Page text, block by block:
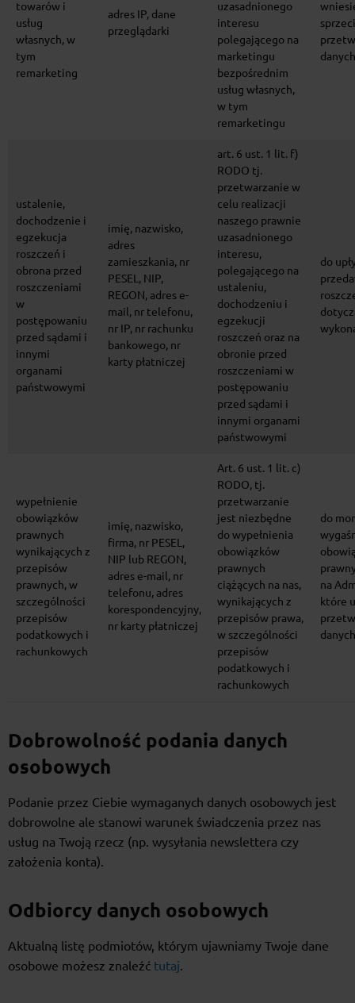
towarów i
usług
własnych, w
tym
remarketing
adres IP, dane
przeglądarki
uzasadnionego
interesu
polegającego na
marketingu
bezpośrednim
usług własnych,
w tym
remarketingu
ustalenie,
dochodzenie i
egzekucja
roszczeń i
obrona przed
roszczeniami
w
postępowaniu
przed sądami i
innymi
organami
państwowymi
imię, nazwisko,
adres
zamieszkania, nr
PESEL, NIP,
REGON, adres e-
mail, nr telefonu,
nr IP, nr rachunku
bankowego, nr
karty płatniczej
art. 6 ust. 1 lit. f)
RODO tj.
przetwarzanie w
celu realizacji
naszego prawnie
uzasadnionego
interesu,
polegającego na
ustaleniu,
dochodzeniu i
egzekucji
roszczeń oraz na
obronie przed
roszczeniami w
postępowaniu
przed sądami i
innymi organami
państwowymi
do
wypełnienie
obowiązków
prawnych
wynikających z
przepisów
prawnych, w
szczególności
przepisów
podatkowych i
rachunkowych
imię, nazwisko,
firma, nr PESEL,
NIP lub REGON,
adres e-mail, nr
telefonu, adres
korespondencyjny,
nr karty płatniczej
Art. 6 ust. 1 lit. c)
RODO, tj.
przetwarzanie
jest niezbędne
do wypełnienia
obowiązków
prawnych
ciążących na nas,
wynikających z
przepisów prawa,
w szczególności
przepisów
podatkowych i
rachunkowych
do
na
które
Dobrowolność podania danych
osobowych
Podanie przez Ciebie wymaganych danych osobowych jest
dobrowolne ale stanowi warunek świadczenia przez nas
usług na Twoją rzecz (np. wysyłania newslettera czy
założenia konta).
Odbiorcy danych osobowych
Aktualną listę podmiotów, którym ujawniamy Twoje dane
osobowe możesz znaleźć tutaj.